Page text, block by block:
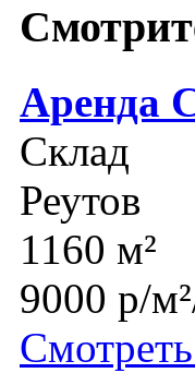
Аренда
Склад
Реутов
1160 м²
9000 р/